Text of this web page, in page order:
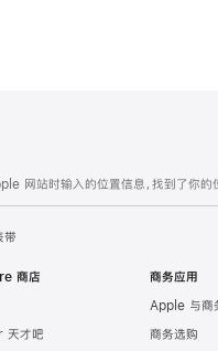
网站时输入的位置信息，找到了你的
带
商店
天才吧
商务应用
Apple 与商
商务选购